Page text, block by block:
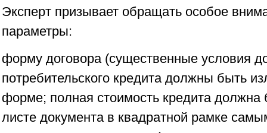
Эксперт призывает обращать особое
параметры:
форму договора (существенные условия
потребительского кредита должны быть
форме; полная стоимость кредита должна
листе документа в квадратной рамке